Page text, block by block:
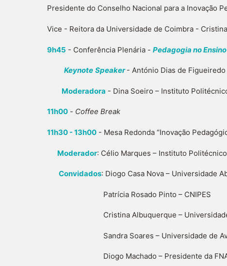
Presidente do Conselho Nacional para a Inovação
Vice - Reitora da Universidade de Coimbra -
9h45 - Conferência Plenária - Pedagogia no
Keynote Speaker - António Dias de
Moderadora - Dina Soeiro – Instituto
11h00 - Coffee Break
11h30 - 13h00 - Mesa Redonda “Inovação
Moderador: Célio Marques – Instituto
Convidados: Diogo Casa Nova – Universidade
Patrícia Rosado Pinto – CNIPES
Cristina Albuquerque – Universidade
Sandra Soares – Universidade de
Diogo Machado – Presidente da